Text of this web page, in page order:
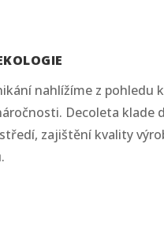
nahlížíme z pohledu
Decoleta klade
zajištění kvality